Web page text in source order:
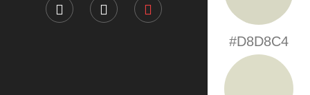
#D8D8C4